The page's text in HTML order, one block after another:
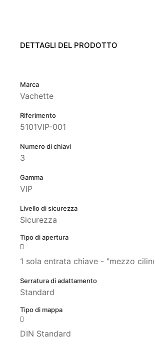
DETTAGLI DEL PRODOTTO
Marca
Vachette
Riferimento
5101VIP-001
Numero di chiavi
3
Gamma
VIP
Livello di sicurezza
Sicurezza
Tipo di apertura
1 sola entrata chiave - "mezzo
Serratura di adattamento
Standard
Tipo di mappa
DIN Standard